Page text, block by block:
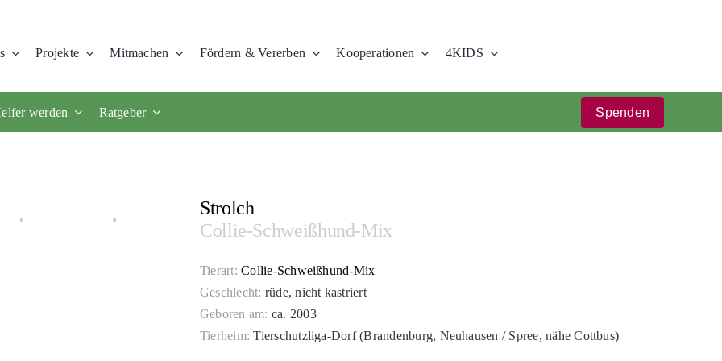
Projekte Mitmachen Fördern & Vererben Kooperationen 4KIDS
werden Ratgeber Spenden
Strolch
Collie-Schweißhund-Mix
Tierart:Collie-Schweißhund-Mix
Geschlecht: rüde, nicht kastriert
Geboren am: ca. 2003
Tierheim: Tierschutzliga-Dorf (Brandenburg, Neuhausen / Spree, nähe Cottbus)